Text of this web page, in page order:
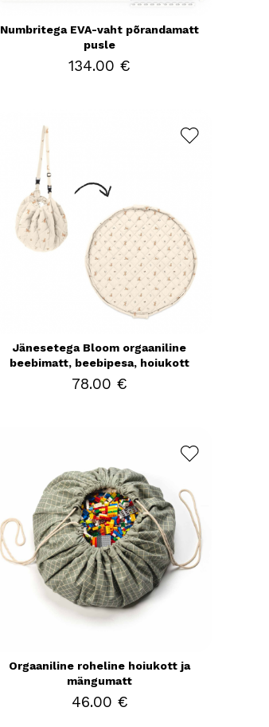
Numbritega EVA-vaht põrandamatt
pusle
134.00 €
Jänesetega Bloom orgaaniline
beebimatt, beebipesa, hoiukott
78.00 €
Orgaaniline roheline hoiukott ja
mängumatt
46.00 €